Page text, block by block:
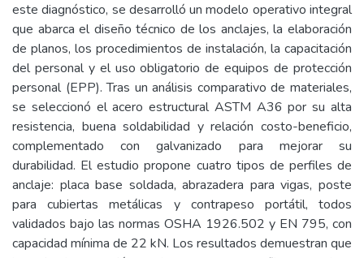
este diagnóstico, se desarrolló un modelo operativo integral
que abarca el diseño técnico de los anclajes, la elaboración
de planos, los procedimientos de instalación, la capacitación
del personal y el uso obligatorio de equipos de protección
personal (EPP). Tras un análisis comparativo de materiales,
se seleccionó el acero estructural ASTM A36 por su alta
resistencia, buena soldabilidad y relación costo-beneficio,
complementado con galvanizado para mejorar su
durabilidad. El estudio propone cuatro tipos de perfiles de
anclaje: placa base soldada, abrazadera para vigas, poste
para cubiertas metálicas y contrapeso portátil, todos
validados bajo las normas OSHA 1926.502 y EN 795, con
capacidad mínima de 22 kN. Los resultados demuestran que